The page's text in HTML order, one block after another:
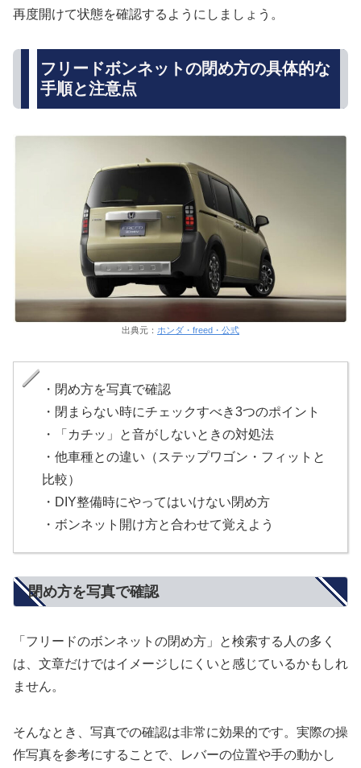
再度開けて状態を確認するようにしましょう。
フリードボンネットの閉め方の具体的な
手順と注意点
出典元： ホンダ・freed・公式
・閉め方を写真で確認
・閉まらない時にチェックすべき3つのポイント
・「カチッ」と音がしないときの対処法
・他車種との違い（ステップワゴン・フィットと
比較）
・DIY整備時にやってはいけない閉め方
・ボンネット開け方と合わせて覚えよう
閉め方を写真で確認
「フリードのボンネットの閉め方」と検索する人の多く
は、文章だけではイメージしにくいと感じているかもしれ
ません。
そんなとき、写真での確認は非常に効果的です。実際の操
作写真を参考にすることで、レバーの位置や手の動かし